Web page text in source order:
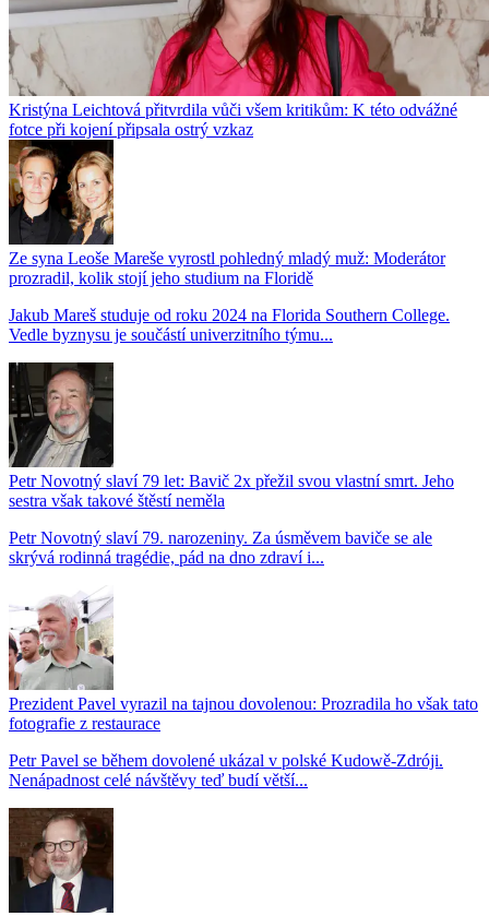
Kristýna Leichtová přitvrdila vůči všem kritikům: K této odvážné
fotce při kojení připsala ostrý vzkaz
Ze syna Leoše Mareše vyrostl pohledný mladý muž: Moderátor
prozradil, kolik stojí jeho studium na Floridě
Jakub Mareš studuje od roku 2024 na Florida Southern College.
Vedle byznysu je součástí univerzitního týmu...
Petr Novotný slaví 79 let: Bavič 2x přežil svou vlastní smrt. Jeho
sestra však takové štěstí neměla
Petr Novotný slaví 79. narozeniny. Za úsměvem baviče se ale
skrývá rodinná tragédie, pád na dno zdraví i...
Prezident Pavel vyrazil na tajnou dovolenou: Prozradila ho však tato
fotografie z restaurace
Petr Pavel se během dovolené ukázal v polské Kudowě-Zdróji.
Nenápadnost celé návštěvy teď budí větší...